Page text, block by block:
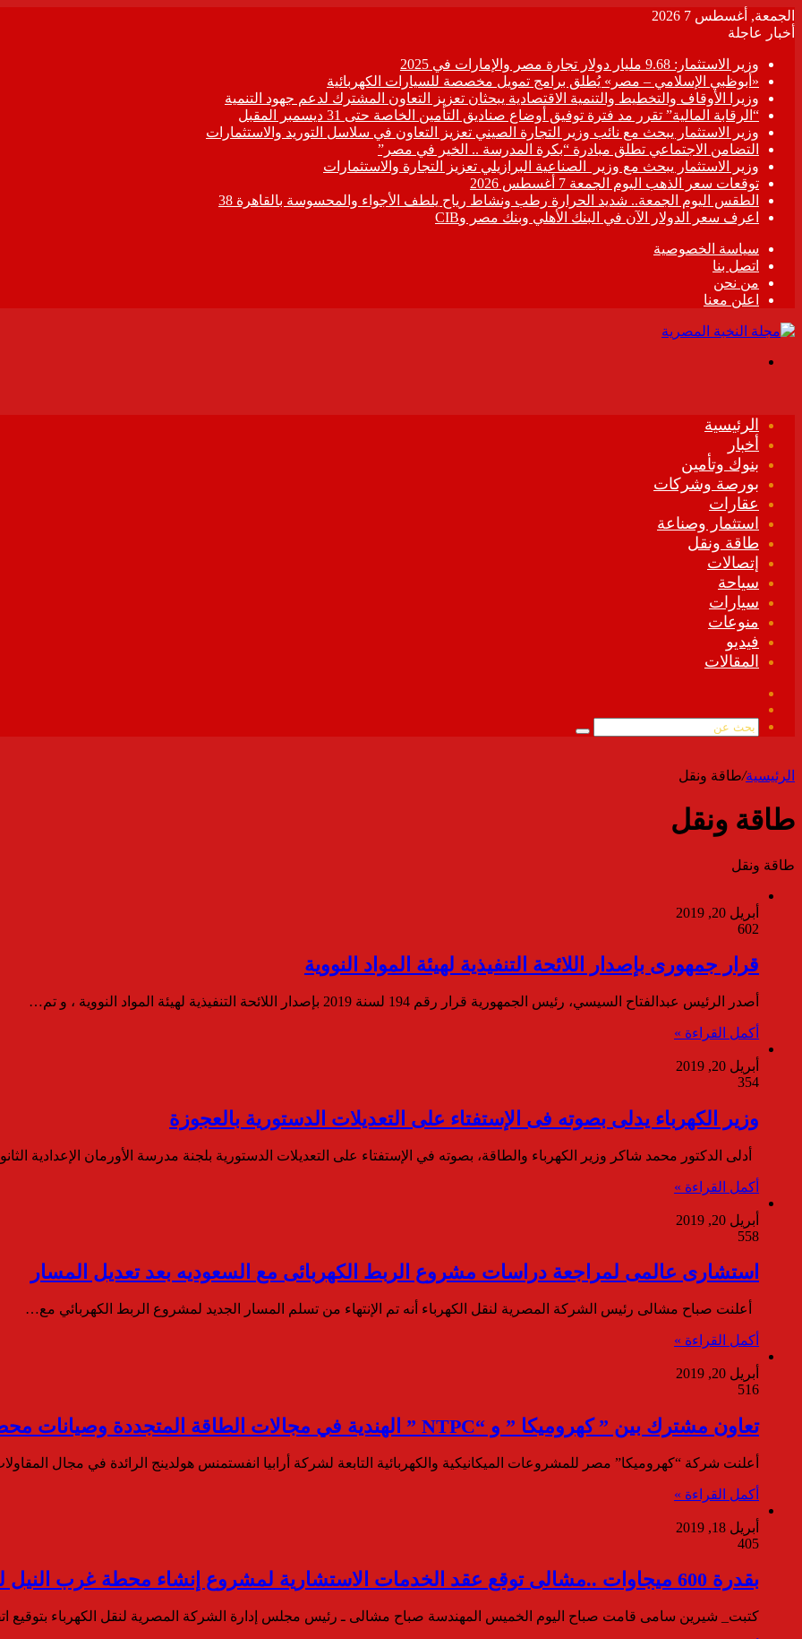
الجمعة, أغسطس 7 2026
أخبار عاجلة
وزير الاستثمار: 9.68 مليار دولار تجارة مصر والإمارات في 2025
«أبوظبي الإسلامي – مصر» يُطلق برامج تمويل مخصصة للسيارات الكهربائية
وزيرا الأوقاف والتخطيط والتنمية الاقتصادية يبحثان تعزيز التعاون المشترك لدعم جهود التنمية
“الرقابة المالية” تقرر مد فترة توفيق أوضاع صناديق التأمين الخاصة حتى 31 ديسمبر المقبل
وزير الاستثمار يبحث مع نائب وزير التجارة الصيني تعزيز التعاون في سلاسل التوريد والاستثمارات
التضامن الاجتماعي تطلق مبادرة “بكرة المدرسة .. الخير في مصر”
وزير الاستثمار يبحث مع وزير الصناعية البرازيلي تعزيز التجارة والاستثمارات
توقعات سعر الذهب اليوم الجمعة 7 أغسطس 2026
الطقس اليوم الجمعة.. شديد الحرارة رطب ونشاط رياح يلطف الأجواء والمحسوسة بالقاهرة 38
اعرف سعر الدولار الآن في البنك الأهلي وبنك مصر وCIB
سياسة الخصوصية
اتصل بنا
من نحن
اعلن معنا
الرئيسية
أخبار
بنوك وتأمين
بورصة وشركات
عقارات
استثمار وصناعة
طاقة ونقل
إتصالات
سياحة
سيارات
منوعات
فيديو
المقالات
الموقع
بحث
الرئيسية/طاقة ونقل
طاقة ونقل
طاقة ونقل
أبريل 20, 2019
602
قرار جمهورى بإصدار اللائحة التنفيذية لهيئة المواد النووية
أصدر الرئيس عبدالفتاح السيسي، رئيس الجمهورية قرار رقم 194 لسنة 2019 بإصدار اللائحة التنفيذية لهيئة المواد النووية ، و تم…
أكمل القراءة »
أبريل 20, 2019
354
وزير الكهرباء يدلى بصوته فى الإستفتاء على التعديلات الدستورية بالعجوزة
أدلى الدكتور محمد شاكر وزير الكهرباء والطاقة، بصوته في الإستفتاء على التعديلات الدستورية بلجنة مدرسة الأورمان الإعدادية
أكمل القراءة »
أبريل 20, 2019
558
استشارى عالمى لمراجعة دراسات مشروع الربط الكهربائى مع السعوديه بعد تعديل المسار
أعلنت صباح مشالى رئيس الشركة المصرية لنقل الكهرباء أنه تم الإنتهاء من تسلم المسار الجديد لمشروع الربط الكهربائي مع…
أكمل القراءة »
أبريل 20, 2019
516
تعاون مشترك بين ” كهروميكا ” و “NTPC ” الهندية في مجالات الطاقة المتجددة وصيانات محطات الكهرباء في مصر والشرق الأوسط وأفريقيا
أعلنت شركة “كهروميكا” مصر للمشروعات الميكانيكية والكهربائية التابعة لشركة أرابيا انفستمنس هولدينج الرائدة في مجال
أكمل القراءة »
أبريل 18, 2019
405
بقدرة 600 ميجاوات ..مشالى توقع عقد الخدمات الاستشارية لمشروع إنشاء محطة غرب النيل للطاقة الشمسية
كتبت_ شيرين سامى قامت صباح اليوم الخميس المهندسة صباح مشالى ـ رئيس مجلس إدارة الشركة المصرية لنقل الكهرباء بتوقيع